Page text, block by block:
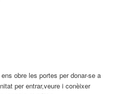
obre les portes per donar-se a
per entrar,veure i conèixer